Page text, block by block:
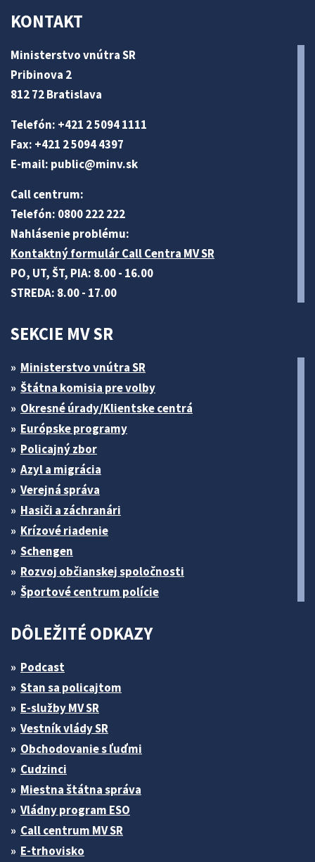
KONTAKT
Ministerstvo vnútra SR
Pribinova 2
812 72 Bratislava
Telefón: +421 2 5094 1111
Fax: +421 2 5094 4397
E-mail: public@minv.sk
Call centrum:
Telefón: 0800 222 222
Nahlásenie problému:
Kontaktný formulár Call Centra MV SR
PO, UT, ŠT, PIA: 8.00 - 16.00
STREDA: 8.00 - 17.00
SEKCIE MV SR
Ministerstvo vnútra SR
Štátna komisia pre volby
Okresné úrady/Klientske centrá
Európske programy
Policajný zbor
Azyl a migrácia
Verejná správa
Hasiči a záchranári
Krízové riadenie
Schengen
Rozvoj občianskej spoločnosti
Športové centrum polície
DÔLEŽITÉ ODKAZY
Podcast
Stan sa policajtom
E-služby MV SR
Vestník vlády SR
Obchodovanie s ľuďmi
Cudzinci
Miestna štátna správa
Vládny program ESO
Call centrum MV SR
E-trhovisko